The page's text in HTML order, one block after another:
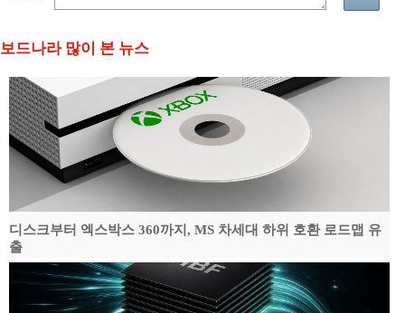
보드나라 많이 본 뉴스
디스크부터 엑스박스 360까지, MS 차세대 하위 호환 로드맵 유
출